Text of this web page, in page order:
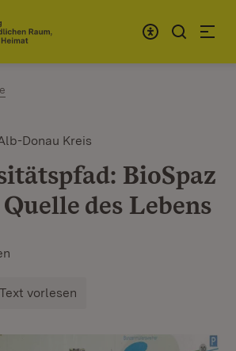
Donau Kreis
BioSpaz
des Lebens
Text vorlesen